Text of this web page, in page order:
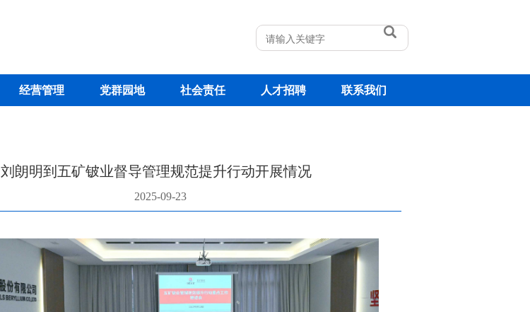
经营管理 党群园地 社会责任 人才招聘 联系我们
刘朗明到五矿铍业督导管理规范提升行动开展情况
2025-09-23